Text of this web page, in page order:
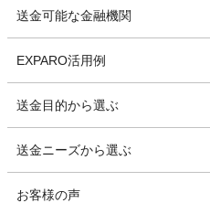
送金可能な金融機関
EXPARO活用例
送金目的から選ぶ
送金ニーズから選ぶ
お客様の声